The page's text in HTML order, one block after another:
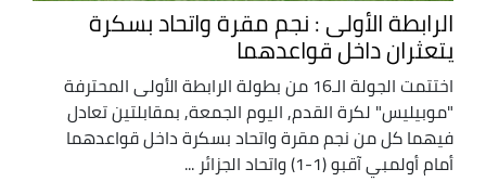
الرابطة الأولى : نجم مقرة واتحاد بسكرة
يتعثران داخل قواعدهما
اختتمت الجولة الـ16 من بطولة الرابطة الأولى المحترفة
"موبيليس" لكرة القدم, اليوم الجمعة, بمقابلتين تعادل
فيهما كل من نجم مقرة واتحاد بسكرة داخل قواعدهما
أمام أولمبي آقبو (1-1) واتحاد الجزائر ...